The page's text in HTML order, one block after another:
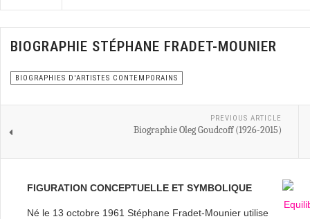
BIOGRAPHIE STÉPHANE FRADET-MOUNIER
BIOGRAPHIES D'ARTISTES CONTEMPORAINS
PREVIOUS ARTICLE
Biographie Oleg Goudcoff (1926-2015)
FIGURATION CONCEPTUELLE ET SYMBOLIQUE
Né le 13 octobre 1961 Stéphane Fradet-Mounier utilise